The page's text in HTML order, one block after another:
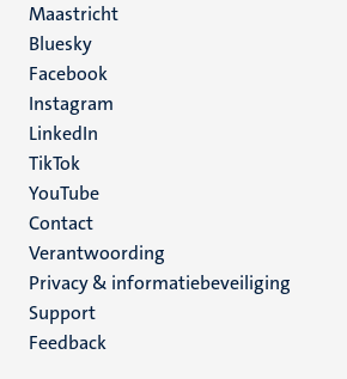
Maastricht
Social
media
Bluesky
Facebook
Instagram
LinkedIn
TikTok
YouTube
Menu
footer
(NL)
Contact
Verantwoording
Privacy & informatiebeveiliging
Support
Feedback